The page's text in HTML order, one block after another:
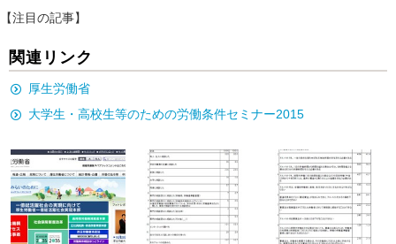
【注目の記事】
関連リンク
厚生労働省
大学生・高校生等のための労働条件セミナー2015